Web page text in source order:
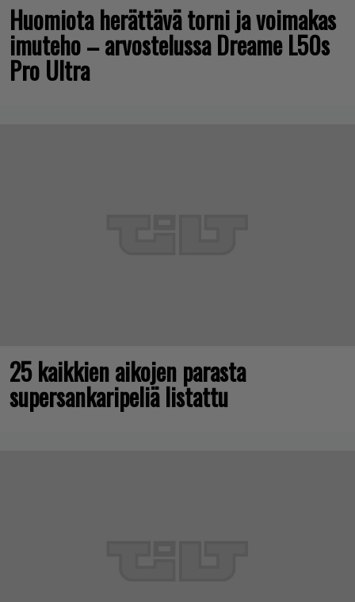
Huomiota herättävä torni ja voimakas
imuteho – arvostelussa Dreame L50s
Pro Ultra
25 kaikkien aikojen parasta
supersankaripeliä listattu